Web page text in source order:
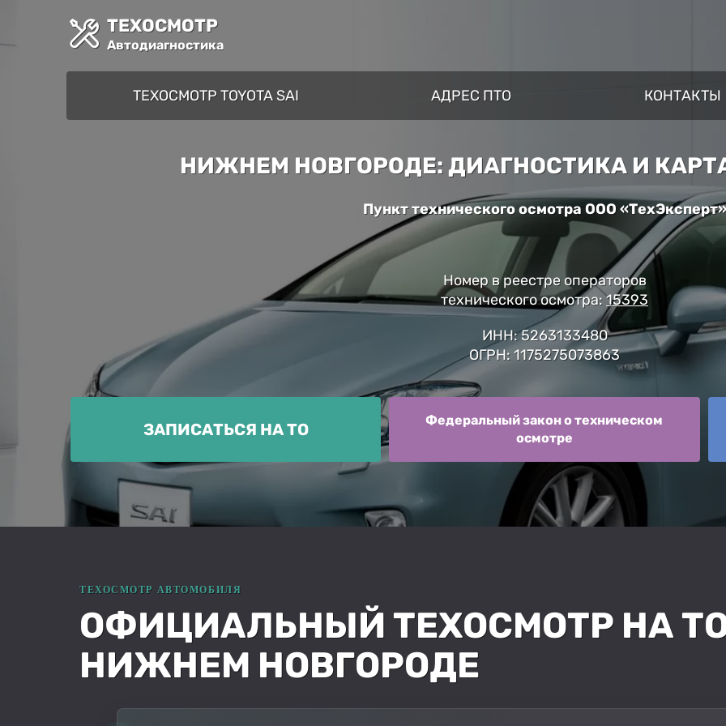
ТЕХОСМОТР
Автодиагностика
ТЕХОСМОТР TOYOTA SAI АДРЕС ПТО КОНТАКТЫ
НИЖНЕМ НОВГОРОДЕ: ДИАГНОСТИКА И КАРТА
Пункт технического осмотра ООО «ТехЭксперт»
Номер в реестре операторов
технического осмотра:15393
ИНН: 5263133480
ОГРН: 1175275073863
ЗАПИСАТЬСЯ НА ТО
Федеральный закон о техническом
осмотре
ОФИЦИАЛЬНЫЙ ТЕХОСМОТР НА
НИЖНЕМ НОВГОРОДЕ